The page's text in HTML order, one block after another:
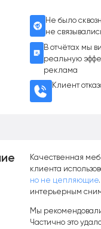
Не было
не
В отчётах мы
реальную
реклама
Клиент
Качественная
клиента
но не цепляющие
интерьерным
Мы
Частично это